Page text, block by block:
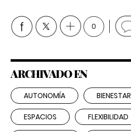
0
ARCHIVADO EN
AUTONOMÍA BIENESTAR
ESPACIOS FLEXIBILIDAD